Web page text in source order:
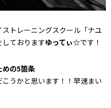
トレーニングスクール「ナユ
ておりますゆってぃ☆です！
めの5箇条
うかと思います！！早速まい